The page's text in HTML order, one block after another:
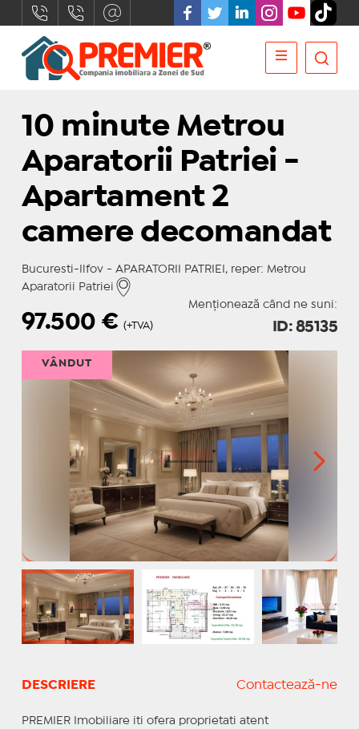
10 minute Metrou
Aparatorii Patriei -
Apartament 2
camere decomandat
Bucuresti-Ilfov - APARATORII PATRIEI, reper: Metrou
Aparatorii Patriei
Menționează când ne suni:
97.500€ (+TVA) ID: 85135
VÂNDUT
DESCRIERE Contactează-ne
PREMIER Imobiliare iti ofera proprietati atent